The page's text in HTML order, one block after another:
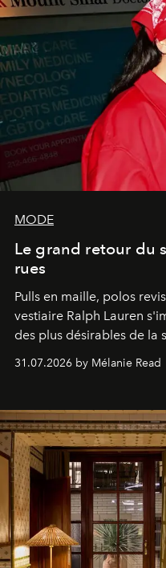
MODE
Le grand retour du
rues
Pulls en maille, polos
vestiaire Ralph Lauren
des plus désirables de la
31.07.2026 by Mélanie Read